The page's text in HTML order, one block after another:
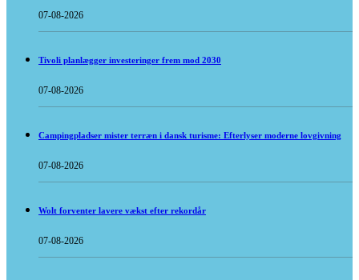
07-08-2026
Tivoli planlægger investeringer frem mod 2030
07-08-2026
Campingpladser mister terræn i dansk turisme: Efterlyser moderne lovgivning
07-08-2026
Wolt forventer lavere vækst efter rekordår
07-08-2026